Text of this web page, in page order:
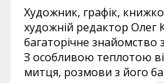
Художник, графік,
художній редактор Олег
багаторічне знайомство
З особливою теплотою
митця, розмови з його